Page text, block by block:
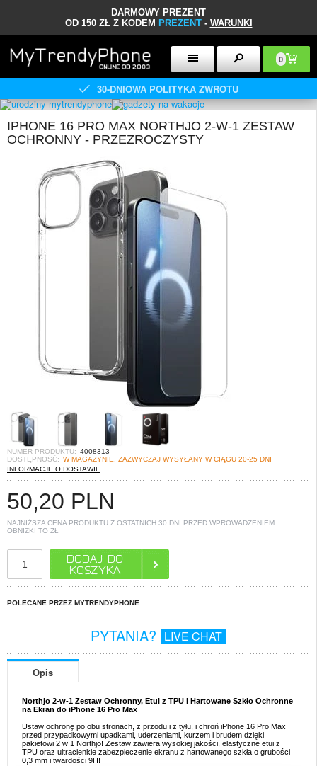
DARMOWY PREZENT
OD 150 ZŁ Z KODEM PREZENT- WARUNKI
0
30-DNIOWA POLITYKA ZWROTU
IPHONE 16 PRO MAX NORTHJO 2-W-1 ZESTAW
OCHRONNY - PRZEZROCZYSTY
NUMER PRODUKTU: 4008313
DOSTĘPNOŚĆ: W MAGAZYNIE. ZAZWYCZAJ WYSYŁANY W CIĄGU 20-25 DNI
INFORMACJE O DOSTAWIE
50,20 PLN
NAJNIŻSZA CENA PRODUKTU Z OSTATNICH 30 DNI PRZED WPROWADZENIEM
OBNIŻKI TO ZŁ
POLECANE PRZEZ MYTRENDYPHONE
PYTANIA? LIVE CHAT
Opis
Northjo 2-w-1 Zestaw Ochronny, Etui z TPU i Hartowane Szkło Ochronne
na Ekran do iPhone 16 Pro Max
Ustaw ochronę po obu stronach, z przodu i z tyłu, i chroń iPhone 16 Pro Max
przed przypadkowymi upadkami, uderzeniami, kurzem i brudem dzięki
pakietowi 2 w 1 Northjo! Zestaw zawiera wysokiej jakości, elastyczne etui z
TPU oraz ultracienkie zabezpieczenie ekranu z hartowanego szkła o grubości
0,3 mm i twardości 9H!